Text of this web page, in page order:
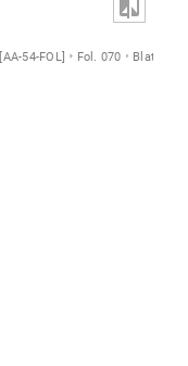
54-FOL] Fol. 070 Blatt [B]